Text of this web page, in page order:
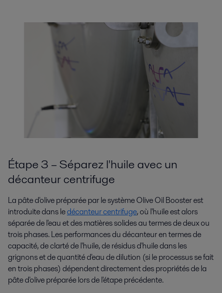
Étape 3 – Séparez l'huile avec un
décanteur centrifuge
La pâte d'olive préparée par le système Olive Oil Booster est
introduite dans ledécanteur centrifuge, où l'huile est alors
séparée de l'eau et des matières solides au termes de deux ou
trois phases. Les performances du décanteur en termes de
capacité, de clarté de l'huile, de résidus d'huile dans les
grignons et de quantité d'eau de dilution (si le processus se fait
en trois phases) dépendent directement des propriétés de la
pâte d'olive préparée lors de l'étape précédente.